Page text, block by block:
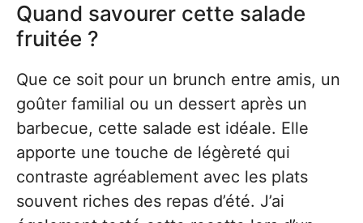
Quand savourer cette salade
fruitée ?
Que ce soit pour un brunch entre amis, un
goûter familial ou un dessert après un
barbecue, cette salade est idéale. Elle
apporte une touche de légèreté qui
contraste agréablement avec les plats
souvent riches des repas d’été. J’ai